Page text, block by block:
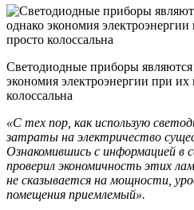
Светодиодные приборы
экономия электроэнергии при их
колоссальна
«С тех пор, как использую
затраты на электричество
Ознакомившись с информацией в
проверил экономичность этих
не сказывается на мощности,
помещения приемлемый».